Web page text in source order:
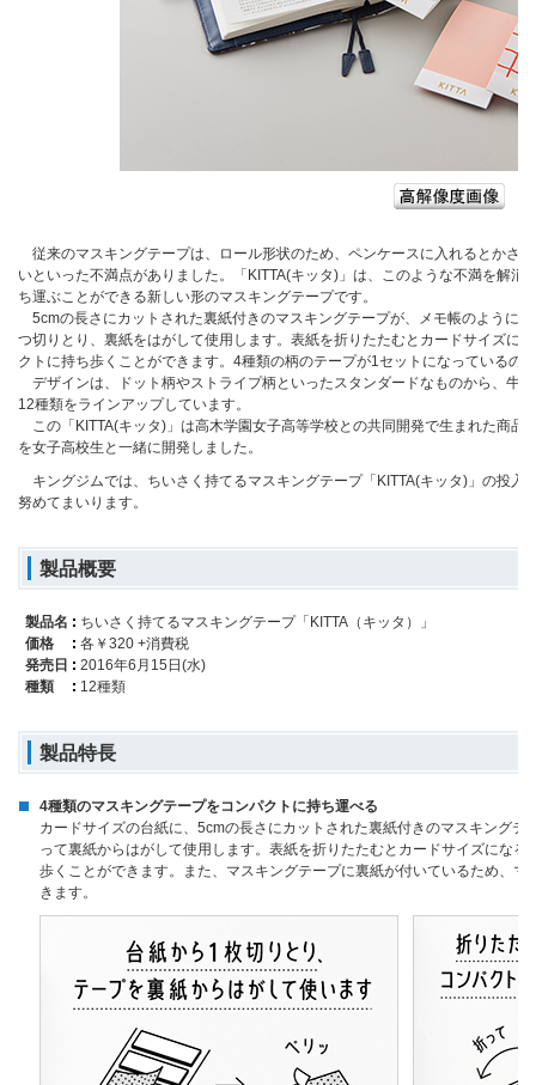
従来のマスキングテープは、ロール形状のため、ペンケースに入れるとかさ
いといった不満点がありました。「KITTA(キッタ)」は、このような不満を解
ち運ぶことができる新しい形のマスキングテープです。
5cmの長さにカットされた裏紙付きのマスキングテープが、メモ帳のように
つ切りとり、裏紙をはがして使用します。表紙を折りたたむとカードサイズに
クトに持ち歩くことができます。4種類の柄のテープが1セットになっているの
デザインは、ドット柄やストライプ柄といったスタンダードなものから、牛
12種類をラインアップしています。
この「KITTA(キッタ)」は高木学園女子高等学校との共同開発で生まれた商品
を女子高校生と一緒に開発しました。
キングジムでは、ちいさく持てるマスキングテープ「KITTA(キッタ)」の投入
努めてまいります。
製品概要
製品名
ちいさく持てるマスキングテープ「KITTA（キッタ）」
価格
各￥320 +消費税
発売日
2016年6月15日(水)
種類
12種類
製品特長
4種類のマスキングテープをコンパクトに持ち運べる
カードサイズの台紙に、5cmの長さにカットされた裏紙付きのマスキング
って裏紙からはがして使用します。表紙を折りたたむとカードサイズにな
歩くことができます。また、マスキングテープに裏紙が付いているため、
きます。